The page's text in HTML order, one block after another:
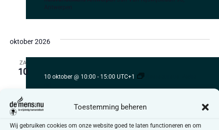
Toestemming beheren
Wij gebruiken cookies om onze website goed te laten functioneren en om
oktober 2026
ZA
10 10 oktober @ 10:00 - 15:00 UTC+1
Antwerpen